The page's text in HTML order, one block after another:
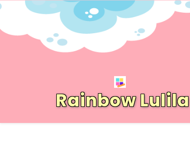
Skip
content
Rainbow Lulila